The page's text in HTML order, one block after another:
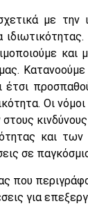
με
και
έτσι
Οι
και
σε
που
για